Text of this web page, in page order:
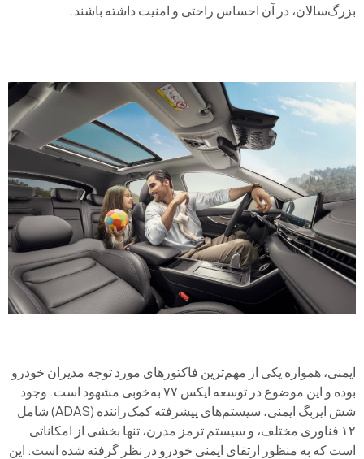
بزرگ‌سالان، در آن احساس راحتی و امنیت داشته باشند.
ایمنی، همواره یکی از مهم‌ترین فاکتورهای مورد توجه مدیران خودرو
بوده و این موضوع در توسعه ایکس ۷۷ به‌خوبی مشهود است. وجود
شش ایربگ ایمنی، سیستم‌های پیشرفته کمک‌راننده (ADAS) شامل
۱۲ فناوری مختلف، و سیستم ترمز مدرن، تنها بخشی از امکاناتی
است که به منظور ارتقای ایمنی خودرو در نظر گرفته شده است. این